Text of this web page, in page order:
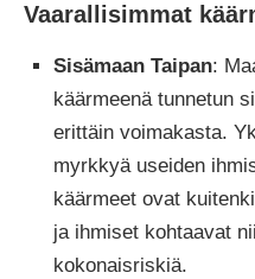
Vaarallisimmat
Sisämaan Taipan:
käärmeenä tunnetun
erittäin voimakasta.
myrkkyä useiden
käärmeet ovat
ja ihmiset kohtaavat
kokonaisriskiä.